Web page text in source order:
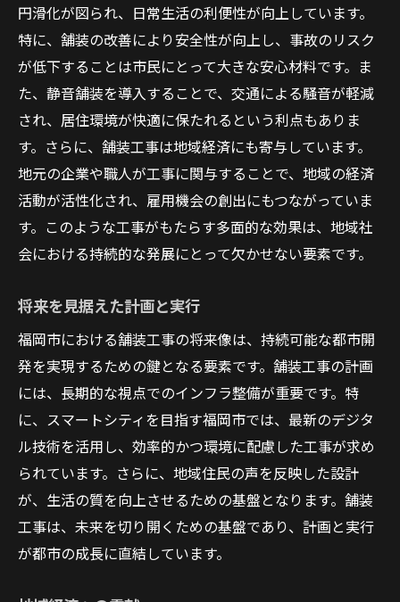
社会インフラの長期的視野
持続可能な交通ネットワークの構築
地域のニーズに応える柔軟性
都市環境の質向上に向けた挑戦
市民のための未来志向のインフラ
持続可能な都市づくりに寄与する福岡市の舗装
工事
エコフレンドリーな施工技術
長寿命化による資源節約
自然環境を守る舗装プロジェクト
地域活性化への貢献
社会的責任を果たす舗装工事
舗装工事の技術革新がもたらす福岡市の変貌
最新技術がもたらす都市景観の進化
地元企業との協力による技術開発
革新技術による施工効率の向上
都市の魅力を高める舗装デザイン
快適な都市生活を支える技術
円滑化が図られ、日常生活の利便性が向上しています。
特に、舗装の改善により安全性が向上し、事故のリスク
が低下することは市民にとって大きな安心材料です。ま
た、静音舗装を導入することで、交通による騒音が軽減
され、居住環境が快適に保たれるという利点もありま
す。さらに、舗装工事は地域経済にも寄与しています。
地元の企業や職人が工事に関与することで、地域の経済
活動が活性化され、雇用機会の創出にもつながっていま
す。このような工事がもたらす多面的な効果は、地域社
会における持続的な発展にとって欠かせない要素です。
将来を見据えた計画と実行
福岡市における舗装工事の将来像は、持続可能な都市開
発を実現するための鍵となる要素です。舗装工事の計画
には、長期的な視点でのインフラ整備が重要です。特
に、スマートシティを目指す福岡市では、最新のデジタ
ル技術を活用し、効率的かつ環境に配慮した工事が求め
られています。さらに、地域住民の声を反映した設計
が、生活の質を向上させるための基盤となります。舗装
工事は、未来を切り開くための基盤であり、計画と実行
が都市の成長に直結しています。